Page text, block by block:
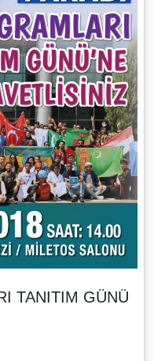
TANITIM GÜNÜ